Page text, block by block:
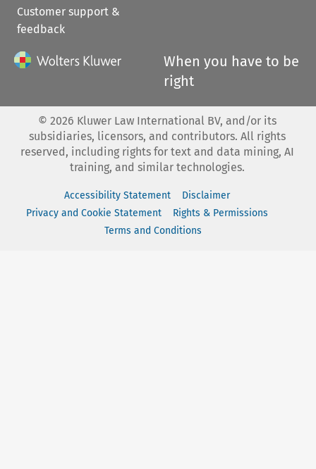
Customer support &
feedback
When you have to be
right
© 2026 Kluwer Law International BV, and/or its
subsidiaries, licensors, and contributors. All rights
reserved, including rights for text and data mining, AI
training, and similar technologies.
Accessibility Statement
Disclaimer
Privacy and Cookie Statement
Rights & Permissions
Terms and Conditions